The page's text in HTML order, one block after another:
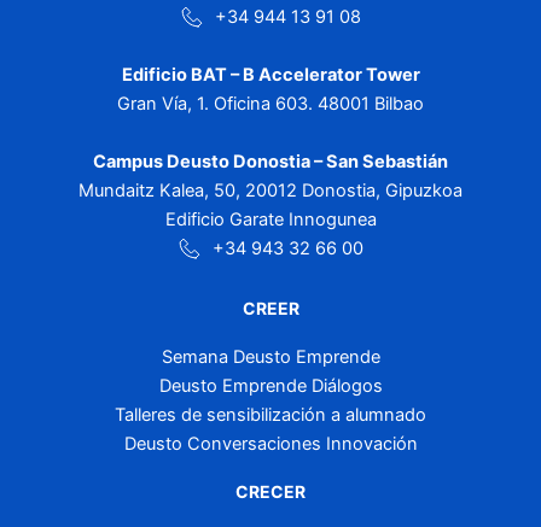
+34 944 13 91 08
Edificio BAT – B Accelerator Tower
Gran Vía, 1. Oficina 603. 48001 Bilbao
Campus Deusto Donostia – San Sebastián
Mundaitz Kalea, 50, 20012 Donostia, Gipuzkoa
Edificio Garate Innogunea
+34 943 32 66 00
CREER
Semana Deusto Emprende
Deusto Emprende Diálogos
Talleres de sensibilización a alumnado
Deusto Conversaciones Innovación
CRECER